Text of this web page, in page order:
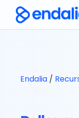
Endalia/